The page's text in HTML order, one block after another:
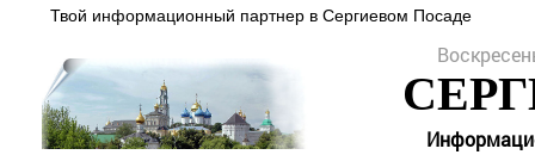
Твой информационный партнер в Сергиевом Посаде